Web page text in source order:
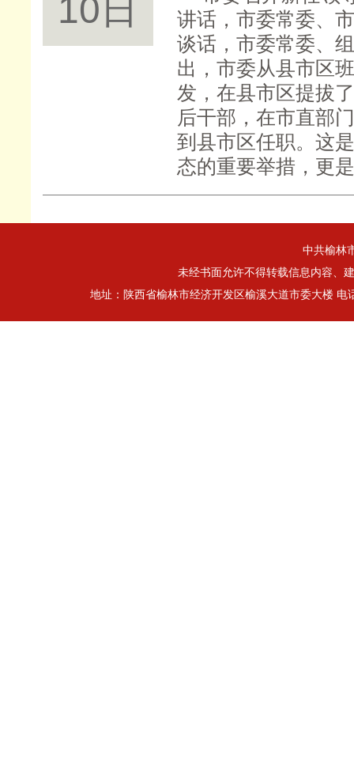
10日
讲话，市委常委、
谈话，市委常委、
出，市委从县市区
发，在县市区提拔
后干部，在市直部
到县市区任职。这
态的重要举措，更
中共榆林
未经书面允许不得转载信息内容、
地址：陕西省榆林市经济开发区榆溪大道市委大楼